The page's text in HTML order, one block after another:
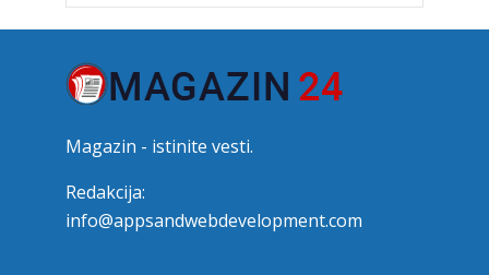
Magazin - istinite vesti.
Redakcija:
info@appsandwebdevelopment.com